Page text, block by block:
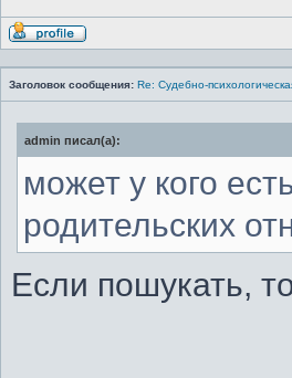
Профиль
Заголовок сообщения: Re: Судебно-
admin писал(а):
может у кого
родительских
Если пошукать,